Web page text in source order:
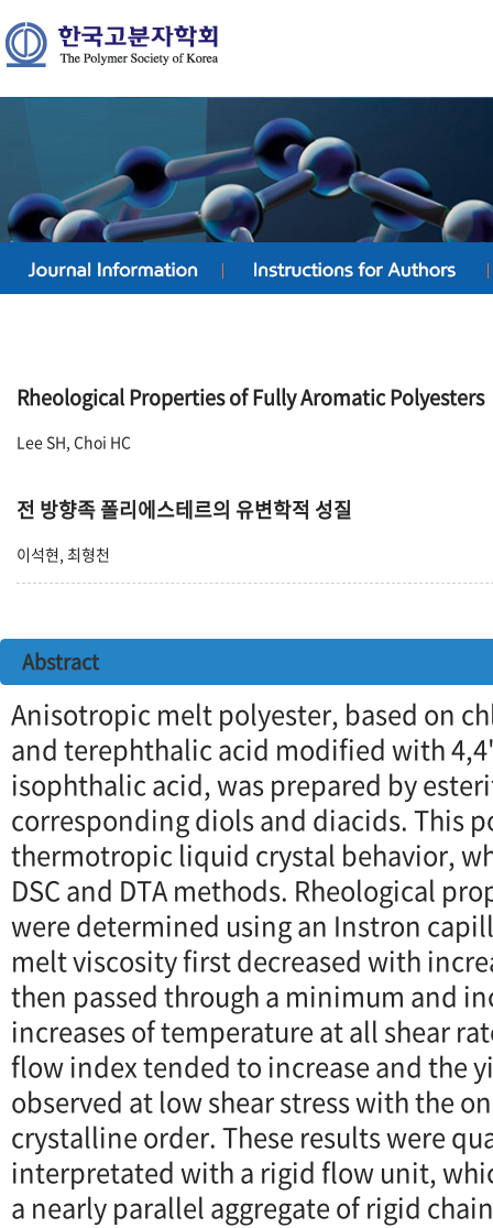
Rheological Properties of Fully Aromatic Polyesters
Lee SH, Choi HC
전 방향족 폴리에스테르의 유변학적 성질
이석현, 최형천
Abstract
Anisotropic melt polyester, based on
and terephthalic acid modified with
isophthalic acid, was prepared by
corresponding diols and diacids. This
thermotropic liquid crystal behavior,
DSC and DTA methods. Rheological
were determined using an Instron
melt viscosity first decreased with
then passed through a minimum and
increases of temperature at all shear
flow index tended to increase and the
observed at low shear stress with the
crystalline order. These results were
interpretated with a rigid flow unit,
a nearly parallel aggregate of rigid